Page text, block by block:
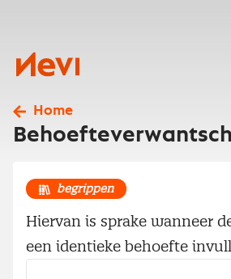
Nevi
Home
begrippen
Hiervan is sprake wanneer
een identieke behoefte